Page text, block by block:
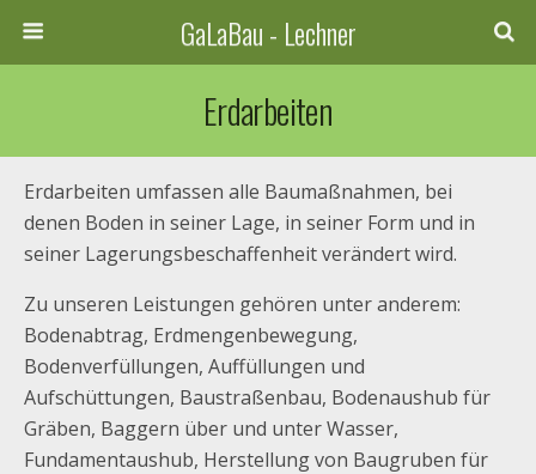
GaLaBau - Lechner
Erdarbeiten
Erdarbeiten umfassen alle Baumaßnahmen, bei
denen Boden in seiner Lage, in seiner Form und in
seiner Lagerungsbeschaffenheit verändert wird.
Zu unseren Leistungen gehören unter anderem:
Bodenabtrag, Erdmengenbewegung,
Bodenverfüllungen, Auffüllungen und
Aufschüttungen, Baustraßenbau, Bodenaushub für
Gräben, Baggern über und unter Wasser,
Fundamentaushub, Herstellung von Baugruben für